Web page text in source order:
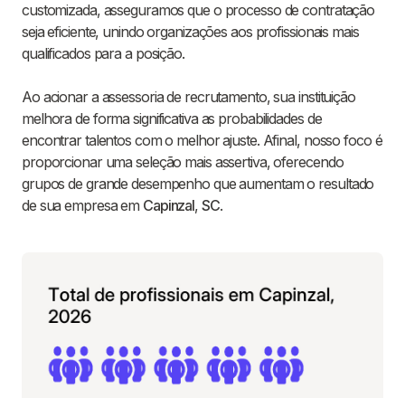
customizada, asseguramos que o processo de contratação
seja eficiente, unindo organizações aos profissionais mais
qualificados para a posição.
Ao acionar a assessoria de recrutamento, sua instituição
melhora de forma significativa as probabilidades de
encontrar talentos com o melhor ajuste. Afinal, nosso foco é
proporcionar uma seleção mais assertiva, oferecendo
grupos de grande desempenho que aumentam o resultado
de sua empresa em Capinzal, SC.